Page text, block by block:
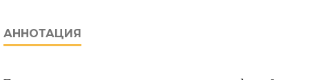
АННОТАЦИЯ